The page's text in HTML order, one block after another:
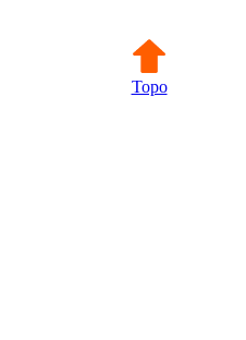
Topo